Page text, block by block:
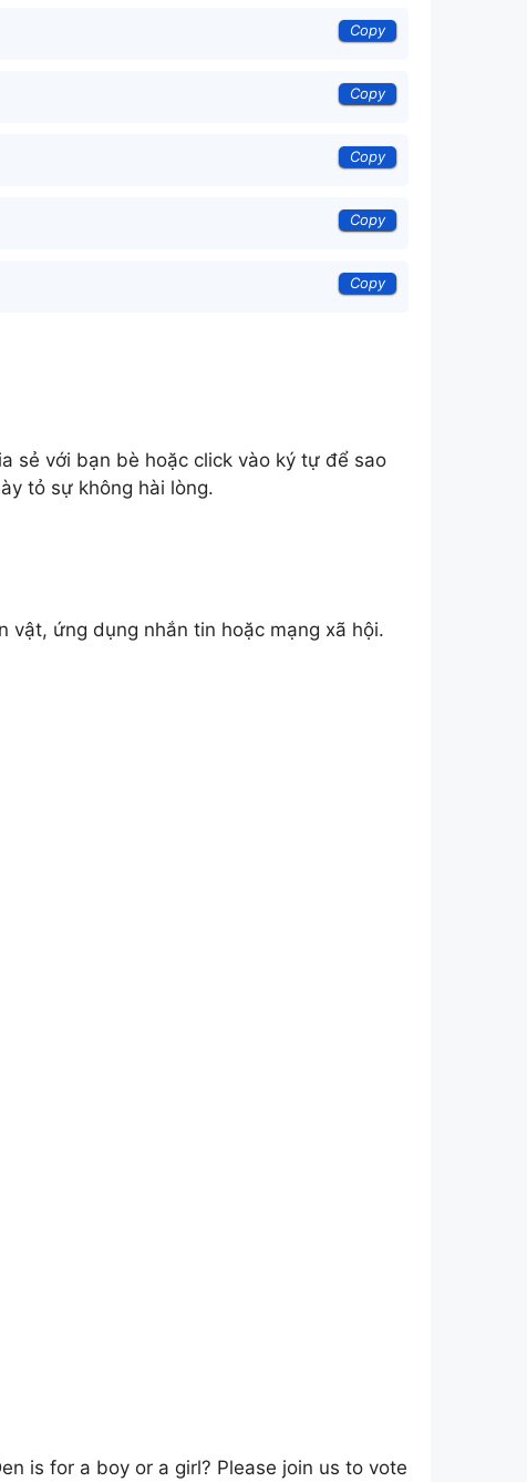
Copy
Copy
Copy
Copy
Copy
sẻ với bạn bè hoặc click vào ký tự để sao
tỏ sự không hài lòng.
ứng dụng nhắn tin hoặc mạng xã hội.
is for a boy or a girl? Please join us to vote